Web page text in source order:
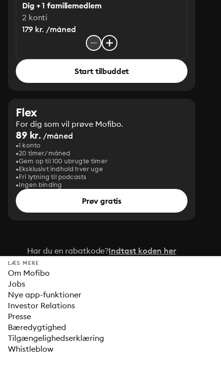
Dig + 1 familiemedlem
2 konti
179 kr. /måned
Start tilbuddet
Flex
For dig som vil prøve Mofibo.
89 kr. /måned
1 konto
20 timer/måned
Gem op til 100 ubrugte timer
Eksklusivt indhold hver uge
Fri lytning til podcasts
Ingen binding
Prøv gratis
Har du en rabatkode?Indtast koden her
LÆS MERE
Om Mofibo
Jobs
Nye app-funktioner
Investor Relations
Presse
Bæredygtighed
Tilgængelighedserklæring
Whistleblow